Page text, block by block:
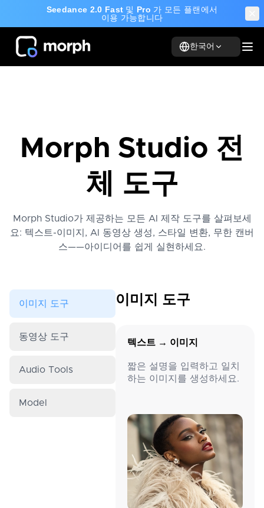
Seedance 2.0 Fast 및 Pro 가 모든 플랜에서
이용 가능합니다
한국어
Morph Studio 전
체 도구
Morph Studio가 제공하는 모든 AI 제작 도구를 살펴보세
요: 텍스트-이미지, AI 동영상 생성, 스타일 변환, 무한 캔버
스——아이디어를 쉽게 실현하세요.
이미지 도구
동영상 도구
Audio Tools
Model
이미지 도구
텍스트 → 이미지
짧은 설명을 입력하고 일치
하는 이미지를 생성하세요.